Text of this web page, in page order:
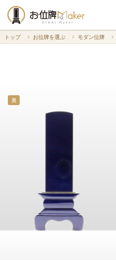
トップ お位牌を選ぶ モダン位牌
裏